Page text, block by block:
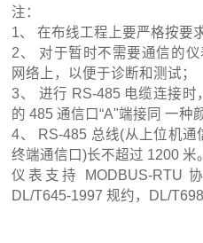
注：
1、 在布线工程上要严格按要
2、 对于暂时不需要通信的
网络上，以便于诊断和测试；
3、 进行 RS-485 电缆连接
的 485 通信口“A"端接同 一种
4、 RS-485 总线(从上位机
终端通信口)长不超过 1200 米。
仪表支持 MODBUS-RTU
DL/T645-1997 规约，DL/